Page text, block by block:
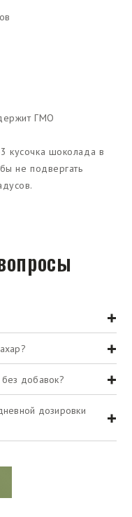
ГМО
кусочка шоколада в
не подвергать
добавок?
дозировки